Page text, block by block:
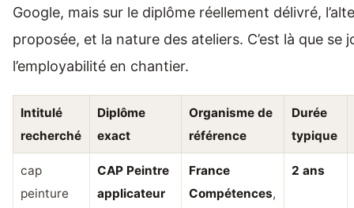
Google, mais sur le diplôme réellement délivré,
proposée, et la nature des ateliers. C’est là que se
l’employabilité en chantier.
Intitulé
recherché
Diplôme
exact
Organisme de
référence
Durée
typique
cap
peinture
CAP Peintre
applicateur
France
Compétences,
2 ans